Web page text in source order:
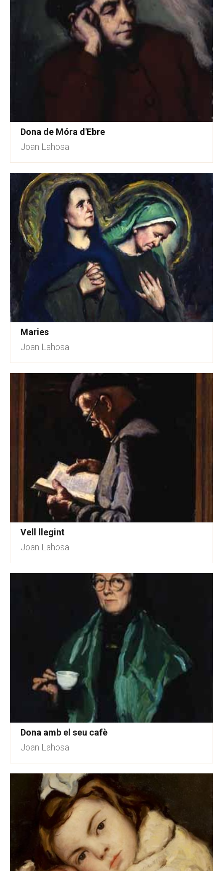
Dona de Móra d'Ebre
Joan Lahosa
Maries
Joan Lahosa
Vell llegint
Joan Lahosa
Dona amb el seu cafè
Joan Lahosa